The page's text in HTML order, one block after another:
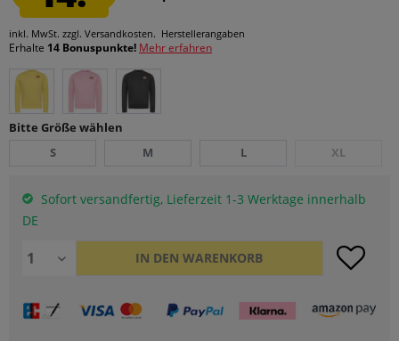
inkl. MwSt. zzgl. Versandkosten. Herstellerangaben
Erhalte 14 Bonuspunkte! Mehr erfahren
Bitte Größe wählen
S
M L XL
Sofort versandfertig, Lieferzeit 1-3 Werktage innerhalb
DE
IN DEN WARENKORB